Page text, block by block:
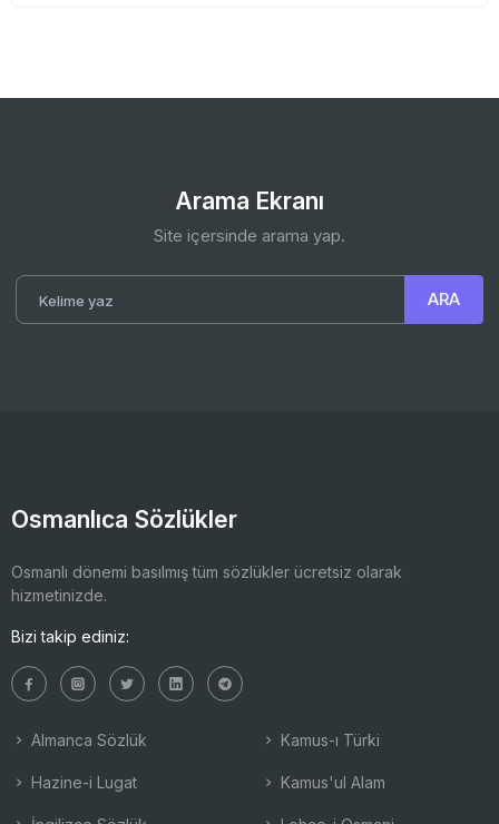
Arama Ekranı
Site içersinde arama yap.
Osmanlıca Sözlükler
Osmanlı dönemi basılmış tüm sözlükler ücretsiz olarak
hizmetinizde.
Bizi takip ediniz:
Almanca Sözlük
Hazine-i Lugat
Kamus-ı Türki
Kamus'ul Alam